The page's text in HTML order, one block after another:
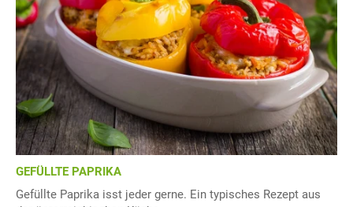
GEFÜLLTE PAPRIKA
Gefüllte Paprika isst jeder gerne. Ein typisches Rezept aus